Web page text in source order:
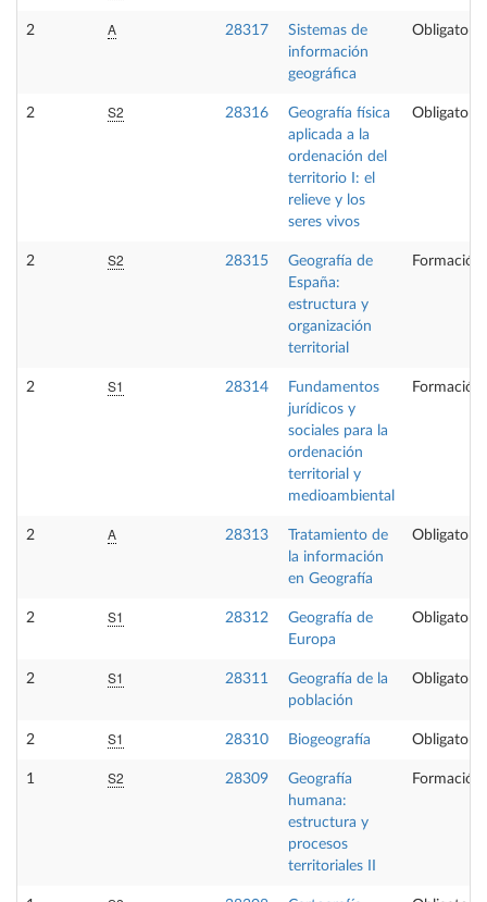
2 A 28317
Sistemas de
información
geográfica
Obligatoria
2 S2 28316
Geografía física
aplicada a la
ordenación del
territorio I: el
relieve y los
seres vivos
Obligatoria
2 S2 28315
Geografía de
España:
estructura y
organización
territorial
Formación
2 S1 28314
Fundamentos
jurídicos y
sociales para la
ordenación
territorial y
medioambiental
Formación
2 A 28313
Tratamiento de
la información
en Geografía
Obligatoria
2 S1 28312
Geografía de
Europa
Obligatoria
2 S1 28311
Geografía de la
población
Obligatoria
2 S1 28310 Biogeografía Obligatoria
1 S2 28309
Geografía
humana:
estructura y
procesos
territoriales II
Formación